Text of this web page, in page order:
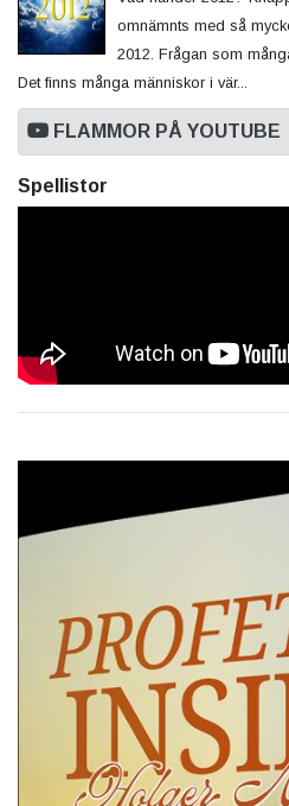
omnämnts med så
2012. Frågan som
Det finns många människor i vär...
FLAMMOR PÅ YOUTUBE
Spellistor